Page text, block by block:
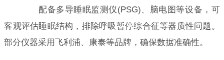
配备多导睡眠监测仪(PSG)、脑电图等设备，可
客观评估睡眠结构，排除呼吸暂停综合征等器质性问题。
部分仪器采用飞利浦、康泰等品牌，确保数据准确性。